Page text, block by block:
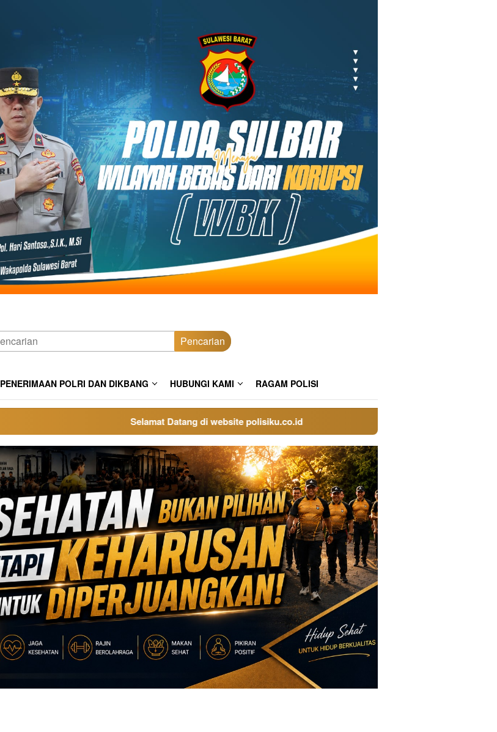
Pencarian
PENERIMAAN POLRI DAN DIKBANG HUBUNGI KAMI RAGAM POLISI
Selamat Datang di website polisiku.co.id